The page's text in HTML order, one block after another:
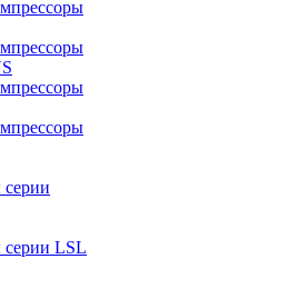
серии
серии LSL